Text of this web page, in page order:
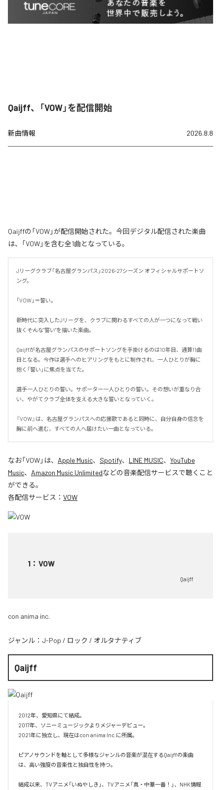
Qaijff、「VOW」を配信開始
新曲情報 2026.8.8
Qaijffの「VOW」が配信開始された。今回デジタル配信された楽曲
は、「VOW」を含む全1曲となっている。
Jリーグクラブ「名古屋グランパス」2026-27シーズン オフィシャルサポートソ
ング。
「VOW」＝誓い。
新時代に突入したJリーグを、クラブに関わるすべての人が一つになって戦い
抜く――そんな"誓い"を描いた楽曲。
Qaijffが名古屋グランパスのサポートソングを手掛けるのは10年目、通算11曲
目となる。今作は選手へのヒアリングをもとに制作され、一人ひとりが胸に
抱く「誓い」に焦点を当てた。
選手一人ひとりの誓い。サポーター一人ひとりの誓い。その想いが重なり合
い、やがてクラブ全体を支える大きな誓いとなっていく。
『VOW』は、名古屋グランパスへの応援歌であると同時に、自分自身の信念を
胸に前へ進む、すべての人へ届けたい一曲となっている。
なお「VOW」は、 Apple Music、 Spotify、 LINE MUSIC、 YouTube
Music、 Amazon Music Unlimitedなどの音楽配信サービスで聴くこと
ができる。
各配信サービス： VOW
1 ： VOW
Qaijff
con anima inc.
ジャンル： J-Pop / ロック / オルタナティブ
Qaijff
2012年、愛知県にて結成。
2017年、ソニーミュージックよりメジャーデビュー。
2021年に独立し、現在はcon anima Inc.に所属。
ピアノサウンドを軸として多様なジャンルの音楽が混在するQaijffの楽曲
は、高い強度の音楽性と独自性を持つ。
結成以来、TVアニメ「いぬやしき」、TVアニメ「真・中華一番！」、NHK情報